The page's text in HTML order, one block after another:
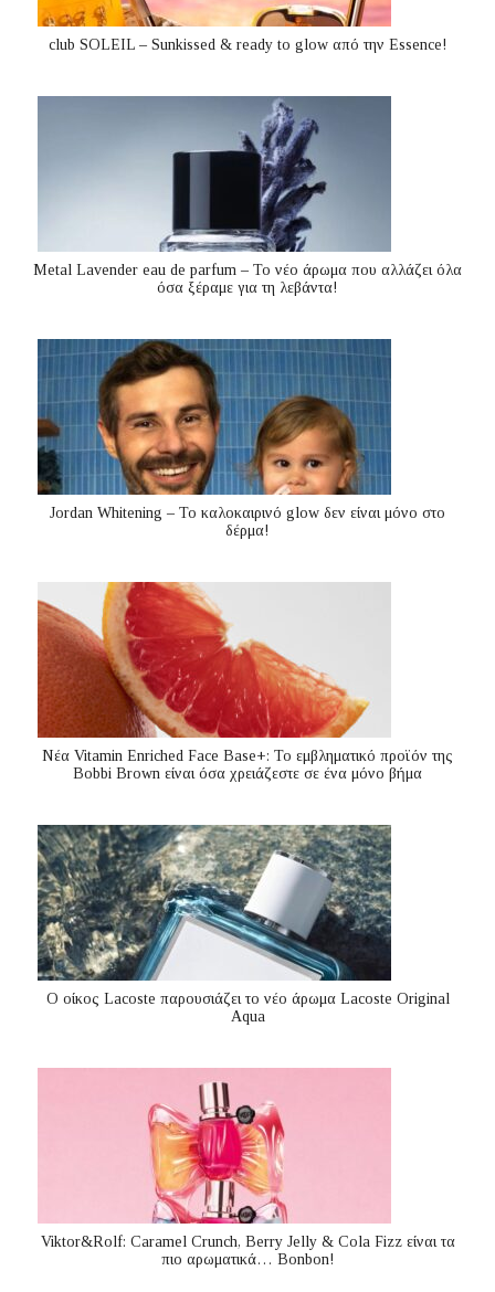
club SOLEIL – Sunkissed & ready to glow από την Essence!
Metal Lavender eau de parfum – Το νέο άρωμα που αλλάζει όλα
όσα ξέραμε για τη λεβάντα!
Jordan Whitening – Το καλοκαιρινό glow δεν είναι μόνο στο
δέρμα!
Nέα Vitamin Enriched Face Base+: Το εμβληματικό προϊόν της
Bobbi Brown είναι όσα χρειάζεστε σε ένα μόνο βήμα
Ο οίκος Lacoste παρουσιάζει το νέο άρωμα Lacoste Original
Aqua
Viktor&Rolf: Caramel Crunch, Berry Jelly & Cola Fizz είναι τα
πιο αρωματικά… Bonbon!